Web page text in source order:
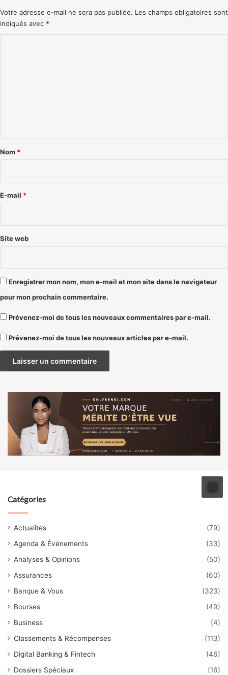
Votre adresse e-mail ne sera pas publiée. Les champs obligatoires sont
indiqués avec *
a
e
Nom *
E-mail *
Site web
Enregistrer mon nom, mon e-mail et mon site dans le navigateur
pour mon prochain commentaire.
Prévenez-moi de tous les nouveaux commentaires par e-mail.
Prévenez-moi de tous les nouveaux articles par e-mail.
Catégories
Actualités
(79)
Agenda & Événements
(33)
Analyses & Opinions
(50)
Assurances
(60)
Banque & Vous
(323)
Bourses
(49)
Business
(4)
Classements & Récompenses
(113)
Digital Banking & Fintech
(46)
Dossiers Spéciaux
(16)